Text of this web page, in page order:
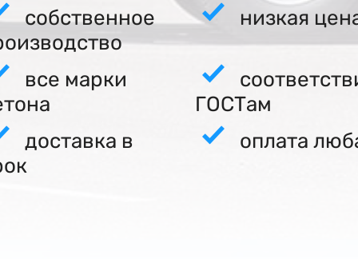
собственное
низкая
все марки
ГОСТам
доставка в
оплата